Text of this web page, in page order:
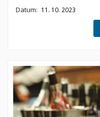
Datum: 11. 10. 2023